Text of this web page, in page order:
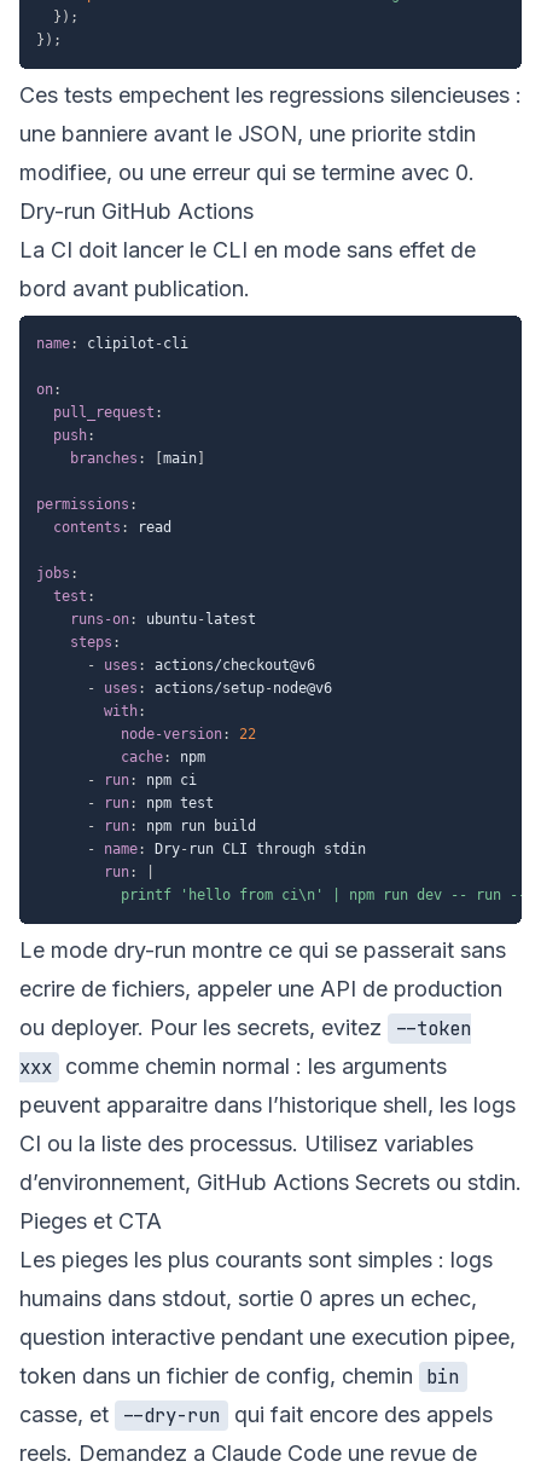
} ) ;
} ) ;
Ces tests empechent les regressions silencieuses :
une banniere avant le JSON, une priorite stdin
modifiee, ou une erreur qui se termine avec 0.
Dry-run GitHub Actions
La CI doit lancer le CLI en mode sans effet de
bord avant publication.
name: clipilot -cli
on:
pull_request :
push:
branches : main
permissions :
contents : read
jobs :
test :
runs-on: ubuntu- latest
steps :
-
uses :
actions/checkout@v6
-
uses : actions/setup-node@v6
with:
node-version:
22
cache:
npm
-
run:
npm ci
-
run:
npm test
-
run:
npm run build
-
name: Dry- run CLI through stdin
run:
printf 'hello from ci\n' | npm run dev -- run --
Le mode dry-run montre ce qui se passerait sans
ecrire de fichiers, appeler une API de production
ou deployer. Pour les secrets, evitez
--token
xxx comme chemin normal : les arguments
peuvent apparaitre dans l’historique shell, les logs
CI ou la liste des processus. Utilisez variables
d’environnement, GitHub Actions Secrets ou stdin.
Pieges et CTA
Les pieges les plus courants sont simples : logs
humains dans stdout, sortie 0 apres un echec,
question interactive pendant une execution pipee,
token dans un fichier de config, chemin
bin
casse, et
--dry-run
qui fait encore des appels
reels. Demandez a Claude Code une revue de